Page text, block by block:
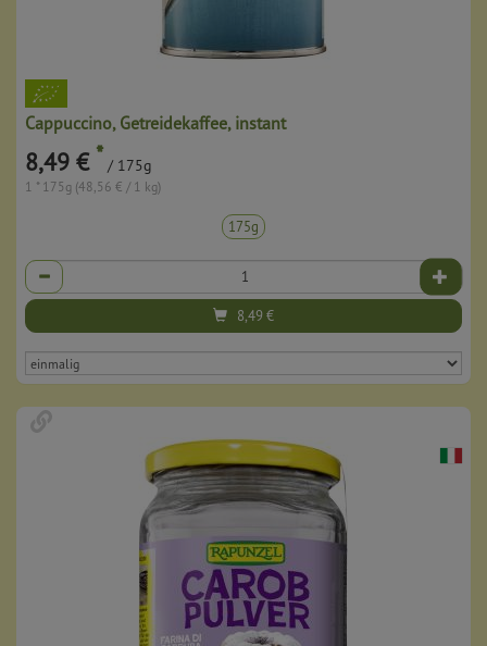
Cappuccino, Getreidekaffee, instant
8,49 € * / 175g
1 * 175g (48,56 € / 1 kg)
175g
Anzahl
8,49€